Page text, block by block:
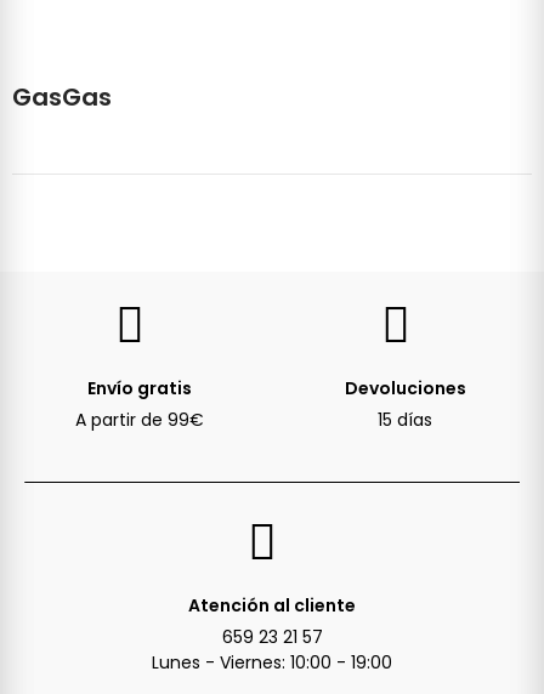
GasGas
Envío gratis
A partir de 99€
Devoluciones
15 días
Atención al cliente
659 23 21 57
Lunes - Viernes: 10:00 - 19:00